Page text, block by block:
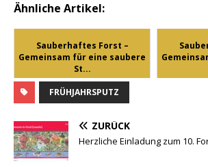
Ähnliche Artikel:
Sauberhaftes Forst –
Gemeinsam für eine saubere
St...
FRÜHJAHRSPUTZ
ZURÜCK
Herzliche Einladung zum 10.